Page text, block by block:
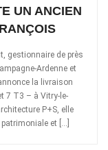
UN ANCIEN
gestionnaire de près
Ardenne et
la livraison
7 T3 – à Vitry-le-
P+S, elle
et […]